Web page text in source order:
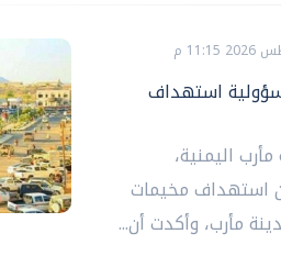
استهداف
اليمنية،
استهداف مخيمات
مأرب، وأكدت أن...